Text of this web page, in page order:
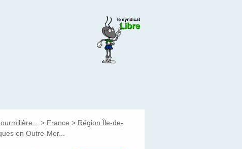
> France > Région Île-de-
en Outre-Mer...